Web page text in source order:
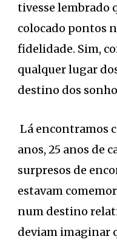
tivesse lembrado
colocado pontos
fidelidade. Sim,
qualquer lugar
destino dos
Lá encontramos
anos, 25 anos de
surpresos de
estavam
num destino
deviam imaginar